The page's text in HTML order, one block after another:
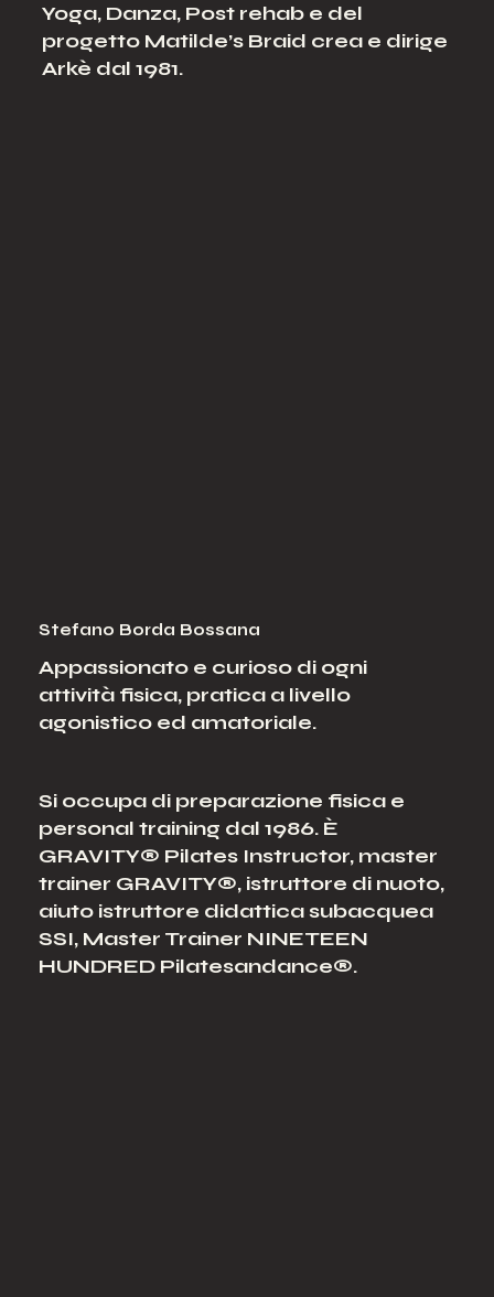
Yoga, Danza, Post rehab e del
progetto Matilde’s Braid crea e dirige
Arkè dal 1981.
Stefano Borda Bossana
Appassionato e curioso di ogni
attività fisica, pratica a livello
agonistico ed amatoriale.
Si occupa di preparazione fisica e
personal training dal 1986. È
GRAVITY® Pilates Instructor, master
trainer GRAVITY®, istruttore di nuoto,
aiuto istruttore didattica subacquea
SSI, Master Trainer NINETEEN
HUNDRED Pilatesandance®.